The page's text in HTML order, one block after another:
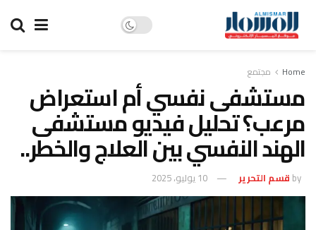
Home مجتمع
مستشفى نفسي أم استعراض
مرعب؟ تحليل فيديو مستشفى
الهند النفسي بين العلاج والخطر..
by قسم التحرير 10 يوليو، 2025